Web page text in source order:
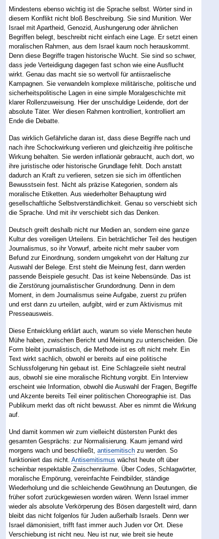
Mindestens ebenso wichtig ist die Sprache selbst. Wörter sind in
diesem Konflikt nicht bloß Beschreibung. Sie sind Munition. Wer
Israel mit Apartheid, Genozid, Aushungerung oder ähnlichen
Begriffen belegt, beschreibt nicht einfach eine Lage. Er setzt einen
moralischen Rahmen, aus dem Israel kaum noch herauskommt.
Denn diese Begriffe tragen historische Wucht. Sie sind so schwer,
dass jede Verteidigung dagegen fast schon wie eine Ausflucht
wirkt. Genau das macht sie so wertvoll für antiisraelische
Kampagnen. Sie verwandeln komplexe militärische, politische und
sicherheitspolitische Lagen in eine simple Moralgeschichte mit
klarer Rollenzuweisung. Hier der unschuldige Leidende, dort der
absolute Täter. Wer diesen Rahmen kontrolliert, kontrolliert am
Ende die Debatte.
Das wirklich Gefährliche daran ist, dass diese Begriffe nach und
nach ihre Schockwirkung verlieren und gleichzeitig ihre politische
Wirkung behalten. Sie werden inflationär gebraucht, auch dort, wo
ihre juristische oder historische Grundlage fehlt. Doch anstatt
dadurch an Kraft zu verlieren, setzen sie sich im öffentlichen
Bewusstsein fest. Nicht als präzise Kategorien, sondern als
moralische Etiketten. Aus wiederholter Behauptung wird
gesellschaftliche Selbstverständlichkeit. Genau so verschiebt sich
die Sprache. Und mit ihr verschiebt sich das Denken.
Deutsch greift deshalb nicht nur Medien an, sondern eine ganze
Kultur des voreiligen Urteilens. Ein beträchtlicher Teil des heutigen
Journalismus, so ihr Vorwurf, arbeite nicht mehr sauber vom
Befund zur Einordnung, sondern umgekehrt von der Haltung zur
Auswahl der Belege. Erst steht die Meinung fest, dann werden
passende Beispiele gesucht. Das ist keine Nebensünde. Das ist
die Zerstörung journalistischer Grundordnung. Denn in dem
Moment, in dem Journalismus seine Aufgabe, zuerst zu prüfen
und erst dann zu urteilen, aufgibt, wird er zum Aktivismus mit
Presseausweis.
Diese Entwicklung erklärt auch, warum so viele Menschen heute
Mühe haben, zwischen Bericht und Meinung zu unterscheiden. Die
Form bleibt journalistisch, die Methode ist es oft nicht mehr. Ein
Text wirkt sachlich, obwohl er bereits auf eine politische
Schlussfolgerung hin gebaut ist. Eine Schlagzeile sieht neutral
aus, obwohl sie eine moralische Richtung vorgibt. Ein Interview
erscheint wie Information, obwohl die Auswahl der Fragen, Begriffe
und Akzente bereits Teil einer politischen Choreographie ist. Das
Publikum merkt das oft nicht bewusst. Aber es nimmt die Wirkung
auf.
Und damit kommen wir zum vielleicht düstersten Punkt des
gesamten Gesprächs: zur Normalisierung. Kaum jemand wird
morgens wach und beschließt,antisemitisch zu werden. So
funktioniert das nicht.Antisemitismus wächst heute oft über
scheinbar respektable Zwischenräume. Über Codes, Schlagwörter,
moralische Empörung, vereinfachte Feindbilder, ständige
Wiederholung und die schleichende Gewöhnung an Deutungen, die
früher sofort zurückgewiesen worden wären. Wenn Israel immer
wieder als absolute Verkörperung des Bösen dargestellt wird, dann
bleibt das nicht folgenlos für Juden außerhalb Israels. Denn wer
Israel dämonisiert, trifft fast immer auch Juden vor Ort. Diese
Verschiebung ist nicht neu. Neu ist nur, wie breit sie heute